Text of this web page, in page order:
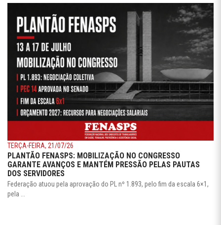
TERÇA-FEIRA, 21/07/26
PLANTÃO FENASPS: MOBILIZAÇÃO NO CONGRESSO
GARANTE AVANÇOS E MANTÉM PRESSÃO PELAS PAUTAS
DOS SERVIDORES
Federação atuou pela aprovação do PL nº 1.893, pelo fim da escala 6×1,
pela ...